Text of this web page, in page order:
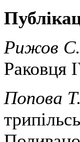
Рижов
Раковця
Попова